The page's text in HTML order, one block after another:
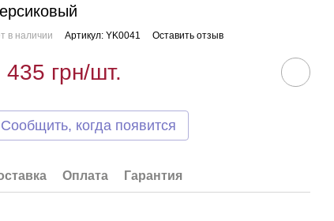
в наличии Артикул: YK0041 Оставить отзыв
435 грн/шт.
Сообщить, когда появится
Оплата Гарантия